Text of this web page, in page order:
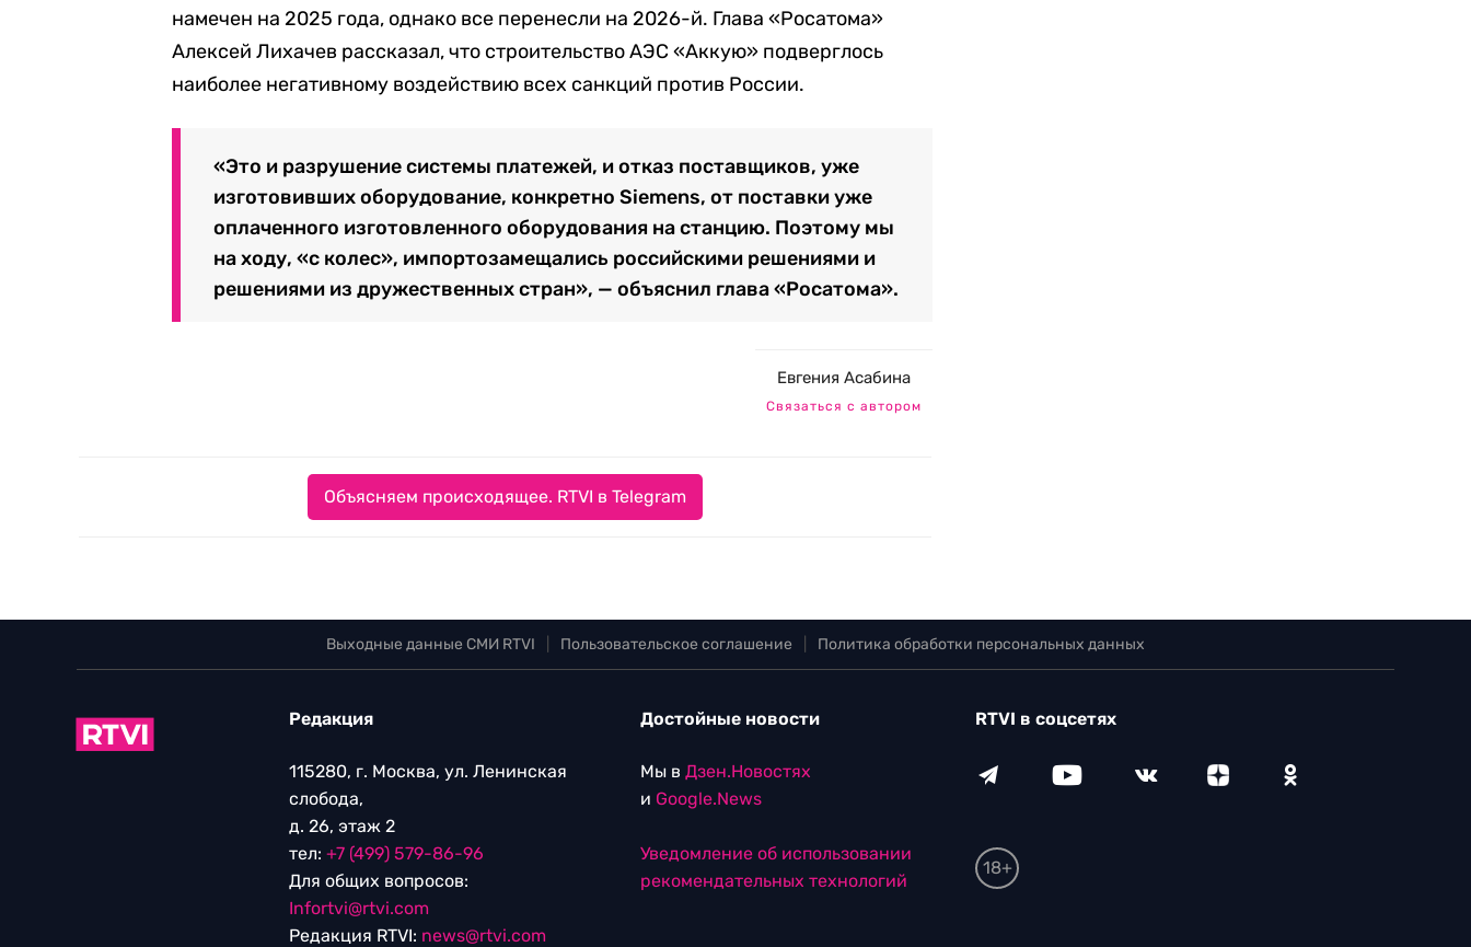
намечен на 2025 года, однако все перенесли на 2026-й. Глава «Росатома»
Алексей Лихачев рассказал, что строительство АЭС «Аккую» подверглось
наиболее негативному воздействию всех санкций против России.
«Это и разрушение системы платежей, и отказ поставщиков, уже
изготовивших оборудование, конкретно Siemens, от поставки уже
оплаченного изготовленного оборудования на станцию. Поэтому мы
на ходу, «с колес», импортозамещались российскими решениями и
решениями из дружественных стран», — объяснил глава «Росатома».
Евгения Асабина
Связаться с автором
Объясняем происходящее. RTVI в Telegram
Выходные данные СМИ RTVI Пользовательское соглашение Политика обработки персональных данных
Редакция
115280, г. Москва, ул. Ленинская
слобода,
д. 26, этаж 2
тел: +7 (499) 579-86-96
Для общих вопросов:
Infortvi@rtvi.com
Редакция RTVI: news@rtvi.com
Достойные новости
Мы в Дзен.Новостях
и Google.News
Уведомление об использовании
рекомендательных технологий
RTVI в соцсетях
18+